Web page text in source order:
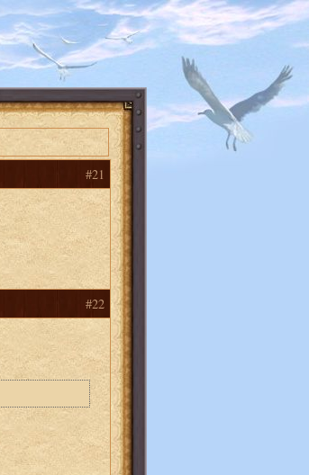
#21
#22